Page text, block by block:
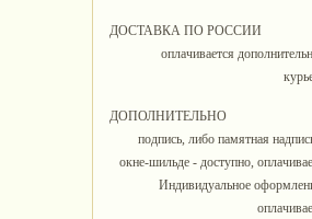
ДОСТАВКА ПО РОССИИ
оплачивается
ДОПОЛНИТЕЛЬНО
подпись, либо памятная
окне-шильде - доступно,
Индивидуальное